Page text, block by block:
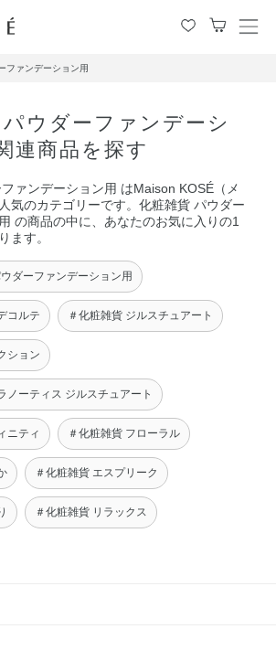
メ
ファンデーション用
ウダーファンデーシ
連商品を探す
ァンデーション用 はMaison KOSÉ（メ
気のカテゴリーです。化粧雑貨 パウダー
の商品の中に、あなたのお気に入りの1
ます。
ダーファンデーション用
コルテ ＃化粧雑貨 ジルスチュアート
ション
ノーティス ジルスチュアート
ニティ ＃化粧雑貨 フローラル
＃化粧雑貨 エスプリーク
＃化粧雑貨 リラックス